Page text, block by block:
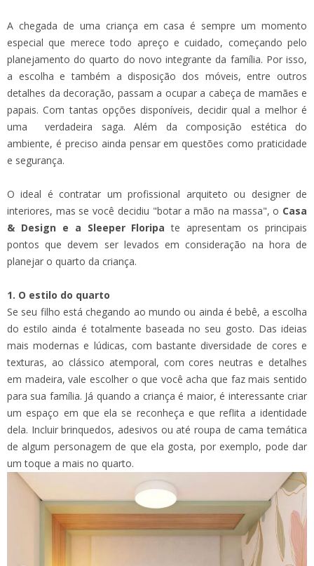
A chegada de uma criança em casa é sempre um momento
especial que merece todo apreço e cuidado, começando pelo
planejamento do quarto do novo integrante da família. Por isso,
a escolha e também a disposição dos móveis, entre outros
detalhes da decoração, passam a ocupar a cabeça de mamães e
papais. Com tantas opções disponíveis, decidir qual a melhor é
uma verdadeira saga. Além da composição estética do
ambiente, é preciso ainda pensar em questões como praticidade
e segurança.
O ideal é contratar um profissional arquiteto ou designer de
interiores, mas se você decidiu "botar a mão na massa", o Casa
& Design e a Sleeper Floripa te apresentam os principais
pontos que devem ser levados em consideração na hora de
planejar o quarto da criança.
1. O estilo do quarto
Se seu filho está chegando ao mundo ou ainda é bebê, a escolha
do estilo ainda é totalmente baseada no seu gosto. Das ideias
mais modernas e lúdicas, com bastante diversidade de cores e
texturas, ao clássico atemporal, com cores neutras e detalhes
em madeira, vale escolher o que você acha que faz mais sentido
para sua família. Já quando a criança é maior, é interessante criar
um espaço em que ela se reconheça e que reflita a identidade
dela. Incluir brinquedos, adesivos ou até roupa de cama temática
de algum personagem de que ela gosta, por exemplo, pode dar
um toque a mais no quarto.